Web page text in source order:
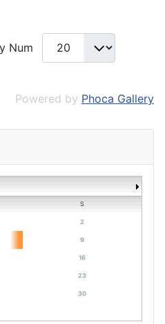
Num
Powered by Phoca Gallery
S
2
9
16
23
30